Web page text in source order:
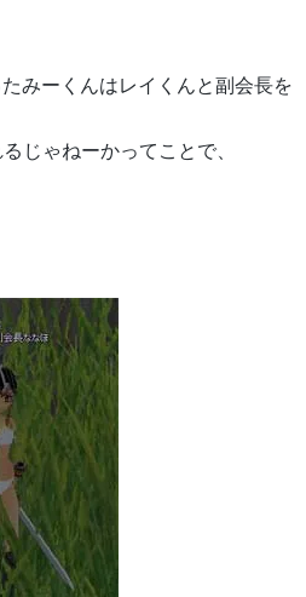
みーくんはレイくんと副会長を
じゃねーかってことで、